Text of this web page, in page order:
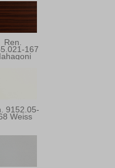
Ren.
167
9152.05-
Weiss